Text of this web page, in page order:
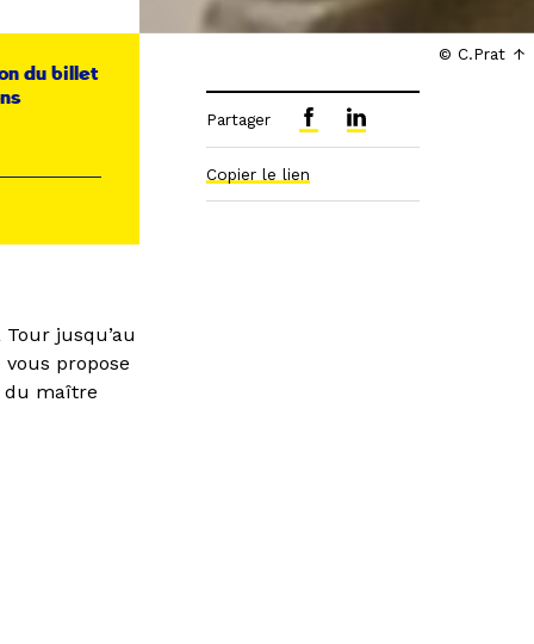
© C.Prat
du billet
jusqu’au
propose
du maître
Partager
Copier le lien